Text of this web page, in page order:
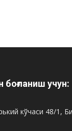
боғланиш учун:
кўчаси 48/1,